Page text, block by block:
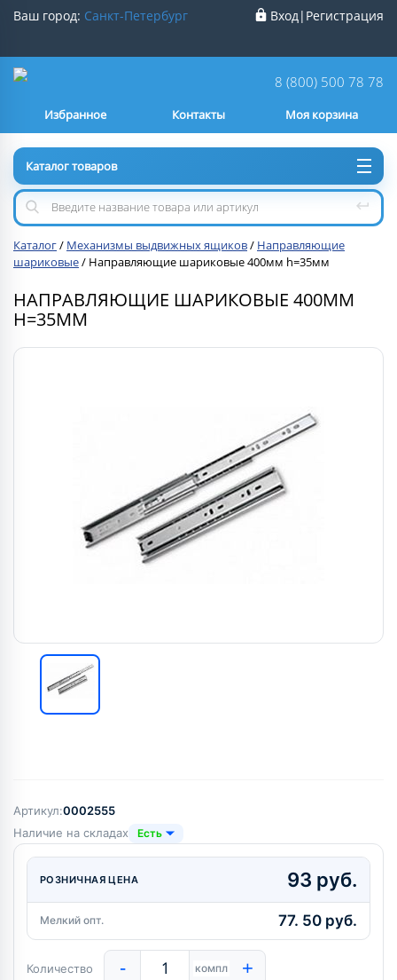
Ваш город: Санкт-Петербург
Нет
Вход| Регистрация
8 (800) 500 78 78
Контакты
Избранное Моя корзина
Каталог товаров
Каталог/ Механизмы выдвижных ящиков/ Направляющие
шариковые/ Направляющие шариковые 400мм h=35мм
НАПРАВЛЯЮЩИЕ ШАРИКОВЫЕ 400ММ
H=35ММ
Артикул:0002555
Наличие на складах
Есть
РОЗНИЧНАЯ ЦЕНА 93 руб.
Мелкий опт. 77. 50 руб.
Количество - компл +